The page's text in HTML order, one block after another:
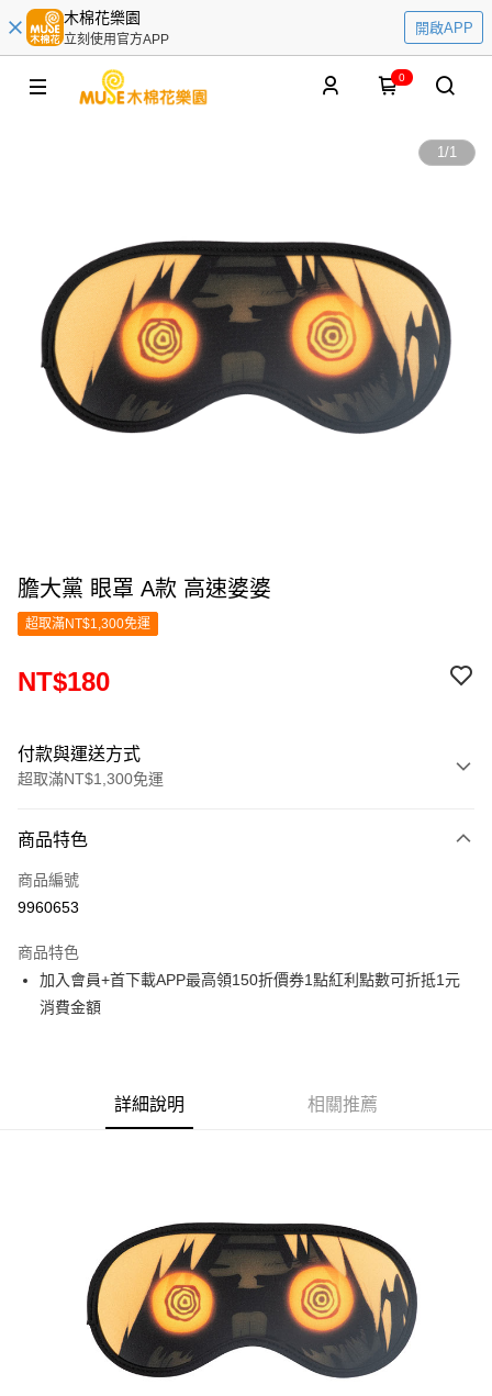
木棉花樂園
立刻使用官方APP
開啟APP
0
1/1
膽大黨 眼罩 A款 高速婆婆
超取滿NT$1,300免運
NT$180
付款與運送方式
超取滿NT$1,300免運
信用卡一次付款
超商取貨付款
Apple Pay
悠遊付
每筆NT$65，滿NT$1,300(含以上)免運費
付款後全家取貨
每筆NT$65，滿NT$1,300(含以上)免運費
(不開放使用，請勿選取）
商品特色
商品編號
9960653
商品特色
加入會員+首下載APP最高領150折價券1點紅利點數可折抵1元
消費金額
詳細說明 相關推薦